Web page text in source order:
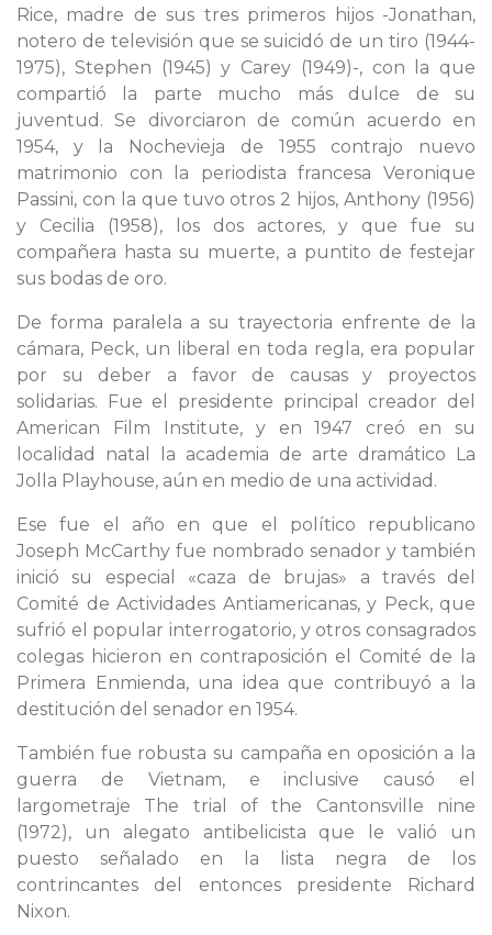
Rice, madre de sus tres primeros hijos -Jonathan,
notero de televisión que se suicidó de un tiro (1944-
1975), Stephen (1945) y Carey (1949)-, con la que
compartió la parte mucho más dulce de su
juventud. Se divorciaron de común acuerdo en
1954, y la Nochevieja de 1955 contrajo nuevo
matrimonio con la periodista francesa Veronique
Passini, con la que tuvo otros 2 hijos, Anthony (1956)
y Cecilia (1958), los dos actores, y que fue su
compañera hasta su muerte, a puntito de festejar
sus bodas de oro.
De forma paralela a su trayectoria enfrente de la
cámara, Peck, un liberal en toda regla, era popular
por su deber a favor de causas y proyectos
solidarias. Fue el presidente principal creador del
American Film Institute, y en 1947 creó en su
localidad natal la academia de arte dramático La
Jolla Playhouse, aún en medio de una actividad.
Ese fue el año en que el político republicano
Joseph McCarthy fue nombrado senador y también
inició su especial «caza de brujas» a través del
Comité de Actividades Antiamericanas, y Peck, que
sufrió el popular interrogatorio, y otros consagrados
colegas hicieron en contraposición el Comité de la
Primera Enmienda, una idea que contribuyó a la
destitución del senador en 1954.
También fue robusta su campaña en oposición a la
guerra de Vietnam, e inclusive causó el
largometraje The trial of the Cantonsville nine
(1972), un alegato antibelicista que le valió un
puesto señalado en la lista negra de los
contrincantes del entonces presidente Richard
Nixon.